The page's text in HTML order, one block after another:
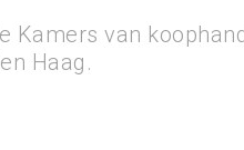
Kamers van
Haag.